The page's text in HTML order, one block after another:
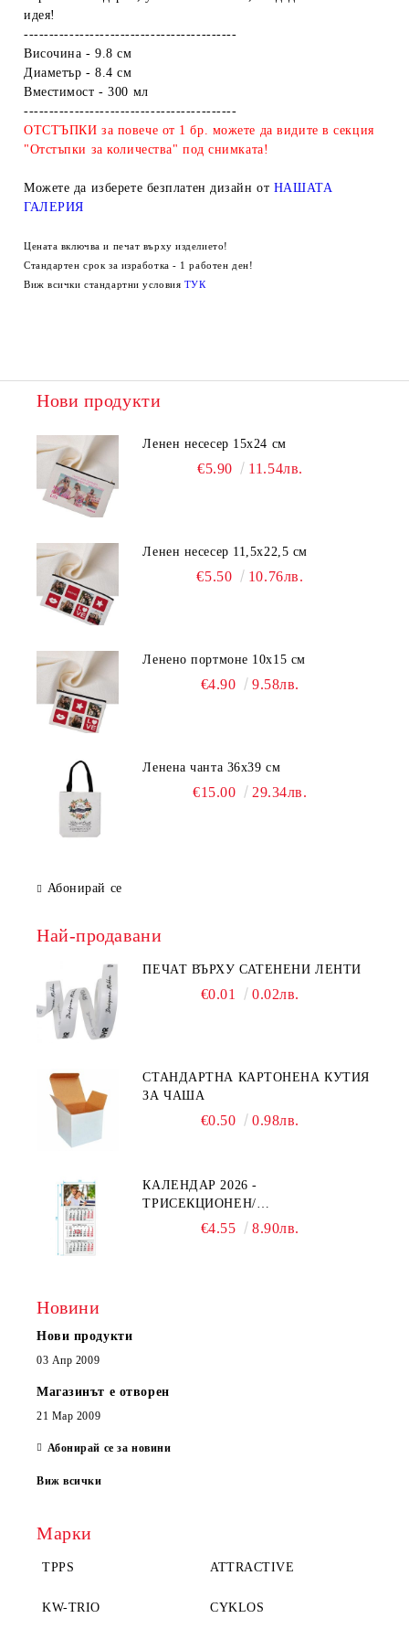
идея!
------------------------------------------
Височина - 9.8 см
Диаметър - 8.4 см
Вместимост - 300 мл
------------------------------------------
ОТСТЪПКИ за повече от 1 бр. можете да видите в секция
"Отстъпки за количества" под снимката!
Можете да изберете безплатен дизайн от НАШАТА
ГАЛЕРИЯ
Цената включва и печат върху изделието!
Стандартен срок за изработка - 1 работен ден!
Виж всички стандартни условия ТУК
Нови продукти
Ленен несесер 15х24 см
€5.90 11.54лв.
Ленен несесер 11,5х22,5 см
€5.50 10.76лв.
Ленено портмоне 10х15 см
€4.90 9.58лв.
Ленена чанта 36х39 см
€15.00 29.34лв.
Абонирай се
Най-продавани
ПЕЧАТ ВЪРХУ САТЕНЕНИ ЛЕНТИ
€0.01 0.02лв.
СТАНДАРТНА КАРТОНЕНА КУТИЯ
ЗА ЧАША
€0.50 0.98лв.
КАЛЕНДАР 2026 -
ТРИСЕКЦИОНЕН/
ЕДНОСЕКЦИОНЕН
€4.55 8.90лв.
Новини
Нови продукти
03 Апр 2009
Магазинът е отворен
21 Мар 2009
Абонирай се за новини
Виж всички
Марки
TPPS ATTRACTIVE
KW-TRIO CYKLOS